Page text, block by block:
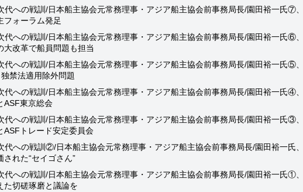
代への戦訓/日本船主協会元常務理事・アジア船主協会前事務局長/園田裕一氏⑦、
フォーラム発足
代への戦訓/日本船主協会元常務理事・アジア船主協会前事務局長/園田裕一氏⑥、
大改革で船員問題も担当
代への戦訓/日本船主協会元常務理事・アジア船主協会前事務局長/園田裕一氏⑤、
禁法適用除外問題
代への戦訓/日本船主協会元常務理事・アジア船主協会前事務局長/園田裕一氏④、
ASF東京総会
代への戦訓/日本船主協会元常務理事・アジア船主協会前事務局長/園田裕一氏③、
ASFトレード安定委員会
代への戦訓②/日本船主協会元常務理事・アジア船主協会前事務局長/園田裕一氏、
された“セイゴさん”
代への戦訓/日本船主協会元常務理事・アジア船主協会前事務局長/園田裕一氏①、
た切磋琢磨と議論を